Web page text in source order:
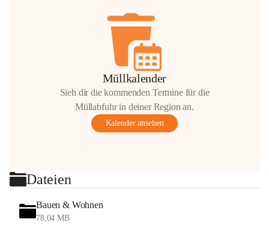
Müllkalender
Sieh dir die kommenden Termine für die
Müllabfuhr in deiner Region an.
Kalender ansehen
Dateien
Bauen & Wohnen
78,04 MB